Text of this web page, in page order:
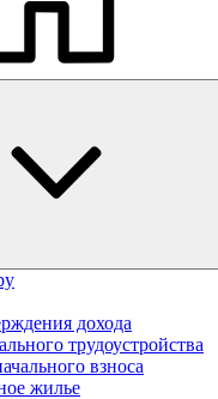
дохода
трудоустройства
взноса
жилье